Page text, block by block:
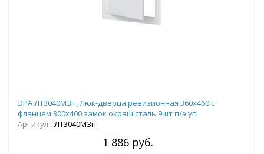
ЭРА ЛТ3040МЗп, Люк-дверца ревизионная 360х460 с
фланцем 300х400 замок окраш сталь 9шт п/э уп
Артикул: ЛТ3040МЗп
1 886 руб.